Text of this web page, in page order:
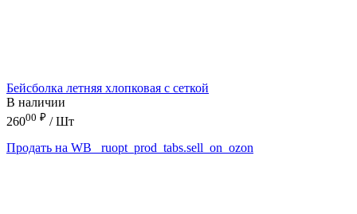
Бейсболка летняя хлопковая с сеткой
В наличии
26000 ₽ / Шт
Продать на WB
_ruopt_prod_tabs.sell_on_ozon